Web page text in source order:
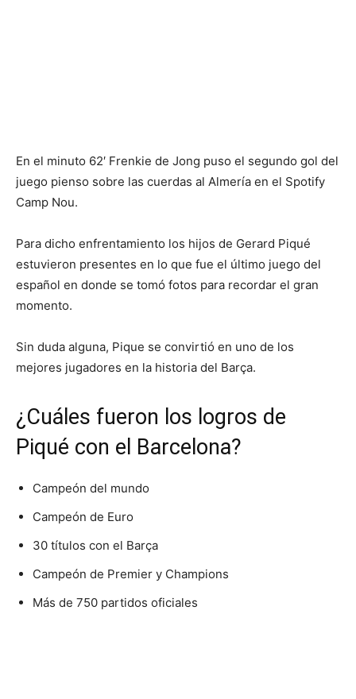
En el minuto 62′ Frenkie de Jong puso el segundo gol del
juego pienso sobre las cuerdas al Almería en el Spotify
Camp Nou.
Para dicho enfrentamiento los hijos de Gerard Piqué
estuvieron presentes en lo que fue el último juego del
español en donde se tomó fotos para recordar el gran
momento.
Sin duda alguna, Pique se convirtió en uno de los
mejores jugadores en la historia del Barça.
¿Cuáles fueron los logros de
Piqué con el Barcelona?
Campeón del mundo
Campeón de Euro
30 títulos con el Barça
Campeón de Premier y Champions
Más de 750 partidos oficiales